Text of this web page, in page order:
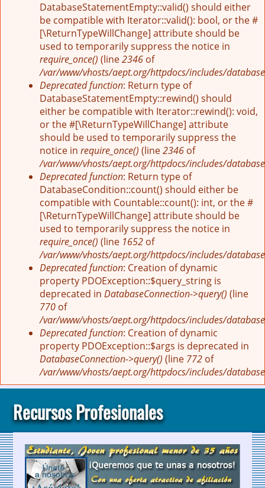
DatabaseStatementEmpty::valid() should either
be compatible with Iterator::valid(): bool, or the #
[\ReturnTypeWillChange] attribute should be
used to temporarily suppress the notice in
require_once() (line2346 of
/var/www/vhosts/aept.org/httpdocs/includes/
Deprecated function: Return type of
DatabaseStatementEmpty::rewind() should
either be compatible with Iterator::rewind(): void,
or the #[\ReturnTypeWillChange] attribute
should be used to temporarily suppress the
notice in require_once() (line2346 of
/var/www/vhosts/aept.org/httpdocs/includes/
Deprecated function: Return type of
DatabaseCondition::count() should either be
compatible with Countable::count(): int, or the #
[\ReturnTypeWillChange] attribute should be
used to temporarily suppress the notice in
require_once() (line 1652 of
/var/www/vhosts/aept.org/httpdocs/includes/
Deprecated function: Creation of dynamic
property PDOException::$query_string is
deprecated in DatabaseConnection->query() (line
770 of
/var/www/vhosts/aept.org/httpdocs/includes/
Deprecated function: Creation of dynamic
property PDOException::$args is deprecated in
DatabaseConnection->query() (line 772 of
/var/www/vhosts/aept.org/httpdocs/includes/
Recursos Profesionales